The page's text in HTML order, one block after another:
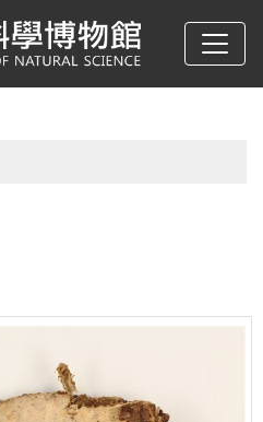
自然科學